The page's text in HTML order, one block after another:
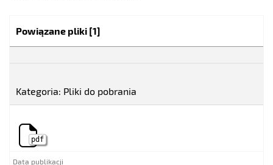
Kategoria:
Powiązane pliki [1]
Kategoria: Pliki do pobrania
pdf